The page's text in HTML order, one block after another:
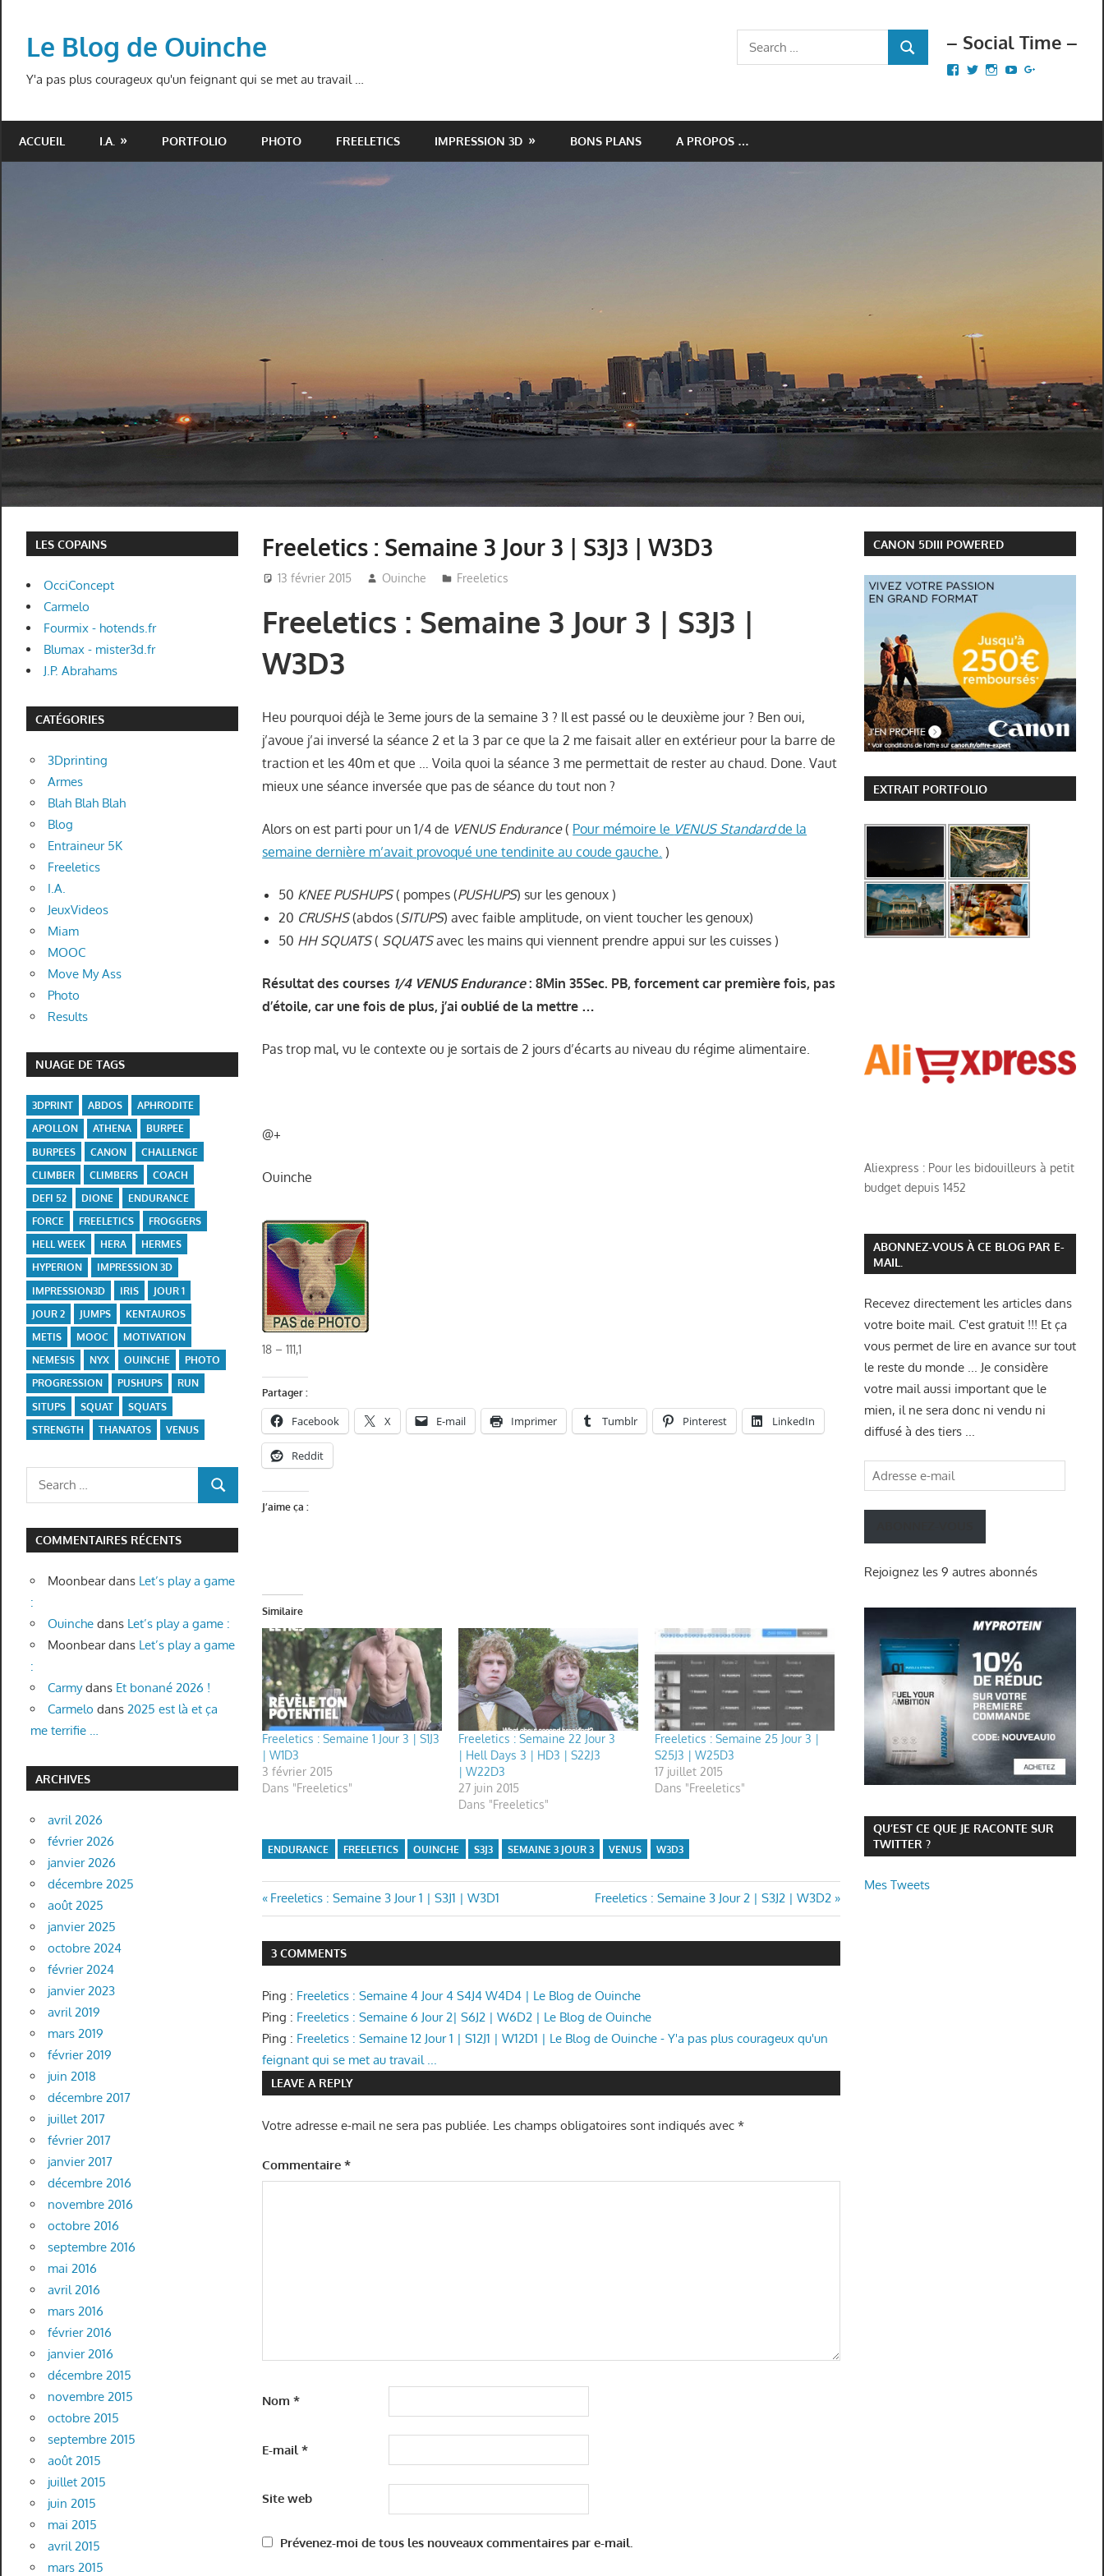
contentLe Blog de Ouinche
Y'a pas plus courageux qu'un feignant qui se met au travail …
– Social Time –
Facebook
TwitterInstagram
YouTube
Search
for:
SEARCH
ACCUEIL I.A. PORTFOLIO PHOTO FREELETICS IMPRESSION 3D BONS PLANS A PROPOS …
Freeletics : Semaine 3 Jour 3 | S3J3 | W3D3
13 février 2015 Ouinche Freeletics
Freeletics : Semaine 3 Jour 3 | S3J3 |
W3D3
Heu pourquoi déjà le 3eme jours de la semaine 3 ? Il est passé ou le deuxième jour ? Ben oui,
j’avoue j’ai inversé la séance 2 et la 3 par ce que la 2 me faisait aller en extérieur pour la barre de
traction et les 40m et que … Voila quoi la séance 3 me permettait de rester au chaud. Done. Vaut
mieux une séance inversée que pas de séance du tout non ?
Alors on est parti pour un 1/4 de VENUS Endurance( Pour mémoire le VENUS Standardde la
semaine dernière m’avait provoqué une tendinite au coude gauche. )
50 KNEE PUSHUPS( pompes (PUSHUPS) sur les genoux )
20 CRUSHS(abdos (SITUPS) avec faible amplitude, on vient toucher les genoux)
50 HH SQUATS( SQUATSavec les mains qui viennent prendre appui sur les cuisses )
Résultat des courses 1/4 VENUS Endurance: 8Min 35Sec. PB, forcement car première fois, pas
d’étoile, car une fois de plus, j’ai oublié de la mettre …
Pas trop mal, vu le contexte ou je sortais de 2 jours d’écarts au niveau du régime alimentaire.
@+
Ouinche
18 – 111,1
Partager :
Facebook X E-mail Imprimer Tumblr Pinterest LinkedIn
Reddit
J’aime ça :
Similaire
Freeletics : Semaine 1 Jour 3 | S1J3
| W1D3
3 février 2015
Dans "Freeletics"
Freeletics : Semaine 22 Jour 3
| Hell Days 3 | HD3 | S22J3
| W22D3
27 juin 2015
Dans "Freeletics"
Freeletics : Semaine 25 Jour 3 |
S25J3 | W25D3
17 juillet 2015
Dans "Freeletics"
ENDURANCE FREELETICS OUINCHE S3J3 SEMAINE 3 JOUR 3 VENUS W3D3
Navigation
de
l’article
Previous
Post:
Freeletics : Semaine 3 Jour 1 | S3J1 | W3D1
Next
Post:
Freeletics : Semaine 3 Jour 2 | S3J2 | W3D2
3 COMMENTS
Ping : Freeletics : Semaine 4 Jour 4 S4J4 W4D4 | Le Blog de Ouinche
Ping : Freeletics : Semaine 6 Jour 2| S6J2 | W6D2 | Le Blog de Ouinche
Ping : Freeletics : Semaine 12 Jour 1 | S12J1 | W12D1 | Le Blog de Ouinche - Y'a pas plus courageux qu'un
feignant qui se met au travail ...
LEAVE A REPLY
Votre adresse e-mail ne sera pas publiée. Les champs obligatoires sont indiqués avec*
Commentaire*
Nom*
E-mail*
Site web
Prévenez-moi de tous les nouveaux commentaires par e-mail.
LES COPAINS
OcciConcept
Carmelo
Fourmix - hotends.fr
Blumax - mister3d.fr
J.P. Abrahams
CATÉGORIES
3Dprinting
Armes
Blah Blah Blah
Blog
Entraineur 5K
Freeletics
I.A.
JeuxVideos
Miam
MOOC
Move My Ass
Photo
Results
NUAGE DE TAGS
3DPRINT ABDOS
APHRODITE
APOLLON
ATHENA
BURPEE
BURPEES
CANON
CHALLENGE
CLIMBER
CLIMBERS
COACH
DEFI 52
DIONE
ENDURANCE
FORCE
FREELETICS
FROGGERS
HELL WEEK
HERA
HERMES
HYPERION
IMPRESSION 3D
IMPRESSION3D
IRIS
JOUR 1
JOUR 2
JUMPS
KENTAUROS
METIS
MOOC
MOTIVATION
NEMESIS
NYX OUINCHE
PHOTO
PROGRESSION
PUSHUPS
RUN
SITUPS
SQUAT
SQUATS
STRENGTH
THANATOS VENUS
Search
SEARCH
COMMENTAIRES RÉCENTS
Moonbeardans Let’s play a game
:
Ouinchedans Let’s play a game :
Moonbeardans Let’s play a game
:
Carmydans Et bonané 2026 !
Carmelo dans 2025 est là et ça
me terrifie …
ARCHIVES
avril 2026
février 2026
janvier 2026
décembre 2025
août 2025
janvier 2025
octobre 2024
février 2024
janvier 2023
avril 2019
mars 2019
février 2019
juin 2018
décembre 2017
juillet 2017
février 2017
janvier 2017
décembre 2016
novembre 2016
octobre 2016
septembre 2016
mai 2016
avril 2016
mars 2016
février 2016
janvier 2016
décembre 2015
novembre 2015
octobre 2015
septembre 2015
août 2015
juillet 2015
juin 2015
mai 2015
avril 2015
mars 2015
CANON 5DIII POWERED
EXTRAIT PORTFOLIO
Aliexpress : Pour les bidouilleurs à petit
budget depuis 1452
ABONNEZ-VOUS À CE BLOG PAR E-
MAIL.
Recevez directement les articles dans
votre boite mail. C'est gratuit !!! Et ça
vous permet de lire en avance sur tout
le reste du monde ... Je considère
votre mail aussi important que le
mien, il ne sera donc ni vendu ni
diffusé à des tiers ...
Adresse
e-
mail
Rejoignez les 9 autres abonnés
QU’EST CE QUE JE RACONTE SUR
TWITTER ?
Mes Tweets